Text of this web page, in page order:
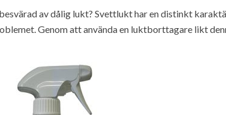
av dålig lukt? Svettlukt har en distinkt
Genom att använda en luktborttagare likt